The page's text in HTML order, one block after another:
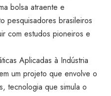
bolsa atraente e
pesquisadores brasileiros
com estudos pioneiros e
Aplicadas à Indústria
um projeto que envolve o
tecnologia que simula o